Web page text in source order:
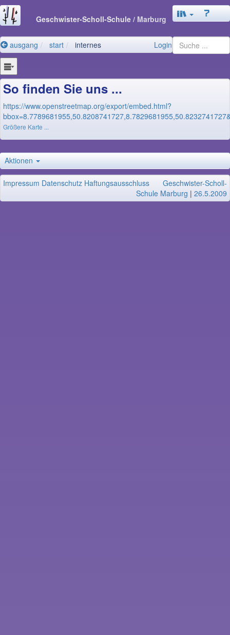
Geschwister-Scholl-Schule / Marburg
ausgang start internes Login
So finden Sie uns ...
https://www.openstreetmap.org/export/embed.html?
Größere Karte ...
Aktionen
Impressum Datenschutz Haftungsausschluss
Geschwister-Scholl-
Schule Marburg | 26.5.2009